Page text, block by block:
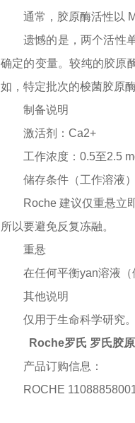
通常，胶原酶活性以
遗憾的是，两个活性
确定的变量。较纯的胶原
如，特定批次的梭菌胶原
制备说明
激活剂： Ca2+
工作浓度： 0.5至2.5
储存条件（工作溶液）
Roche 建议仅重悬立
所以要避免反复冻融。
重悬
在任何平衡yan溶液（
其他说明
仅用于生命科学研究
Roche罗氏 罗氏胶
产品订购信息：
ROCHE